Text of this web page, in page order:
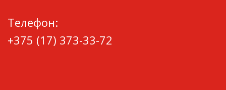
Телефон:
+375 (17) 373-33-72